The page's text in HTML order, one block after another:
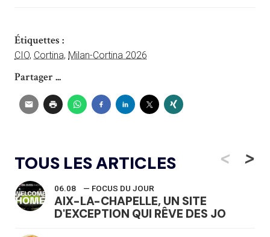
Étiquettes :
CIO, Cortina, Milan-Cortina 2026
Partager ...
TOUS LES ARTICLES <
06.08 — FOCUS DU JOUR
AIX-LA-CHAPELLE, UN SITE
D'EXCEPTION QUI RÊVE DES JO
>